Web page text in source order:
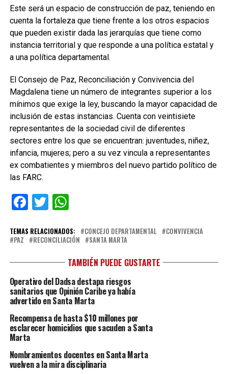
Este será un espacio de construcción de paz, teniendo en
cuenta la fortaleza que tiene frente a los otros espacios
que pueden existir dada las jerarquías que tiene como
instancia territorial y que responde a una política estatal y
a una política departamental.
El Consejo de Paz, Reconciliación y Convivencia del
Magdalena tiene un número de integrantes superior a los
mínimos que exige la ley, buscando la mayor capacidad de
inclusión de estas instancias. Cuenta con veintisiete
representantes de la sociedad civil de diferentes
sectores entre los que se encuentran: juventudes, niñez,
infancia, mujeres; pero a su vez vincula a representantes
ex combatientes y miembros del nuevo partido político de
las FARC.
Facebook
TwitterWhatsApp
TEMAS RELACIONADOS: CONCEJO DEPARTAMENTAL
CONVIVENCIA
PAZ
RECONCILIACIÓN SANTA MARTA
TAMBIÉN PUEDE GUSTARTE
Operativo del Dadsa destapa riesgos
sanitarios que Opinión Caribe ya había
advertido en Santa Marta
Recompensa de hasta $10 millones por
esclarecer homicidios que sacuden a Santa
Marta
Nombramientos docentes en Santa Marta
vuelven a la mira disciplinaria